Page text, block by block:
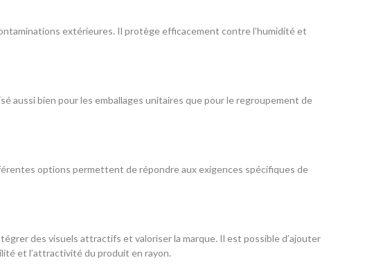
extérieures. Il protège efficacement contre l’humidité et
aussi bien pour les emballages unitaires que pour le regroupement de
options permettent de répondre aux exigences spécifiques de
des visuels attractifs et valoriser la marque. Il est possible d’ajouter
et l’attractivité du produit en rayon.